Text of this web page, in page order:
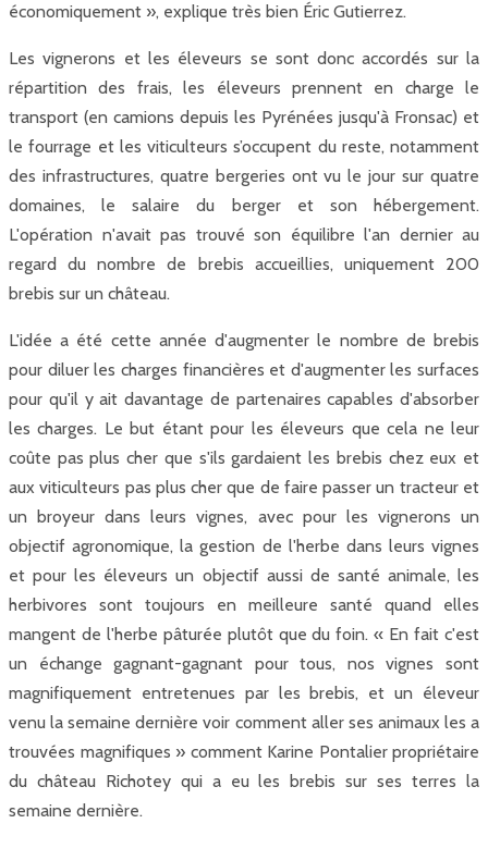
économiquement », explique très bien Éric Gutierrez.
Les vignerons et les éleveurs se sont donc accordés sur la
répartition des frais, les éleveurs prennent en charge le
transport (en camions depuis les Pyrénées jusqu'à Fronsac) et
le fourrage et les viticulteurs s’occupent du reste, notamment
des infrastructures, quatre bergeries ont vu le jour sur quatre
domaines, le salaire du berger et son hébergement.
L'opération n'avait pas trouvé son équilibre l'an dernier au
regard du nombre de brebis accueillies, uniquement 200
brebis sur un château.
L'idée a été cette année d'augmenter le nombre de brebis
pour diluer les charges financières et d'augmenter les surfaces
pour qu'il y ait davantage de partenaires capables d'absorber
les charges. Le but étant pour les éleveurs que cela ne leur
coûte pas plus cher que s'ils gardaient les brebis chez eux et
aux viticulteurs pas plus cher que de faire passer un tracteur et
un broyeur dans leurs vignes, avec pour les vignerons un
objectif agronomique, la gestion de l'herbe dans leurs vignes
et pour les éleveurs un objectif aussi de santé animale, les
herbivores sont toujours en meilleure santé quand elles
mangent de l'herbe pâturée plutôt que du foin. « En fait c'est
un échange gagnant-gagnant pour tous, nos vignes sont
magnifiquement entretenues par les brebis, et un éleveur
venu la semaine dernière voir comment aller ses animaux les a
trouvées magnifiques » comment Karine Pontalier propriétaire
du château Richotey qui a eu les brebis sur ses terres la
semaine dernière.